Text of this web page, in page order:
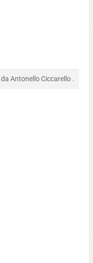
da Antonello Ciccarello .